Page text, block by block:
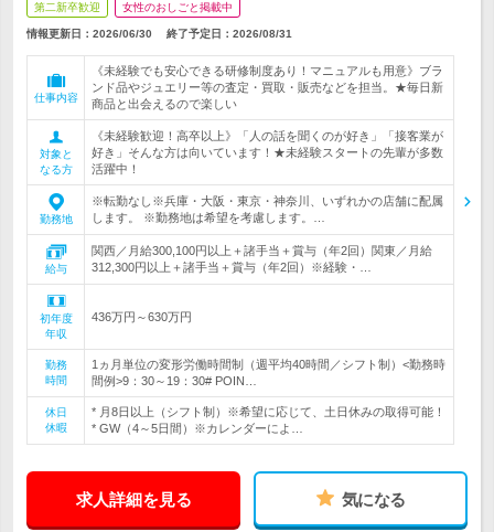
第二新卒歓迎 女性のおしごと掲載中
情報更新日：2026/06/30 終了予定日： 2026/08/31
仕事内容
《未経験でも安心できる研修制度あり！マニュアルも用意》ブラ
ンド品やジュエリー等の査定・買取・販売などを担当。★毎日新
商品と出会えるので楽しい
対象と
なる方
《未経験歓迎！高卒以上》「人の話を聞くのが好き」「接客業が
好き」そんな方は向いています！★未経験スタートの先輩が多数
活躍中！
勤務地
※転勤なし※兵庫・大阪・東京・神奈川、いずれかの店舗に配属
します。 ※勤務地は希望を考慮します。…
給与
関西／月給300,100円以上＋諸手当＋賞与（年2回）関東／月給
312,300円以上＋諸手当＋賞与（年2回）※経験・…
初年度
年収
436万円～630万円
勤務
時間
1ヵ月単位の変形労働時間制（週平均40時間／シフト制）<勤務時
間例>9：30～19：30# POIN…
休日
休暇
* 月8日以上（シフト制）※希望に応じて、土日休みの取得可能！
* GW（4～5日間）※カレンダーによ…
求人詳細を見る 気になる